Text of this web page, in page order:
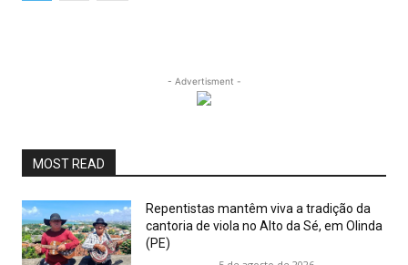
- Advertisment -
MOST READ
Repentistas mantêm viva a tradição da
cantoria de viola no Alto da Sé, em Olinda
(PE)